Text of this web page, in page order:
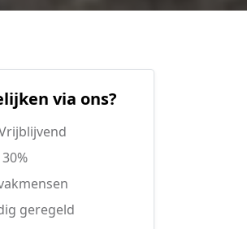
via ons?
geregeld